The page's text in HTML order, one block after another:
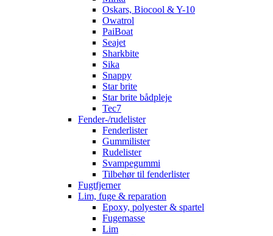
Oskars, Biocool & Y-10
Owatrol
PaiBoat
Seajet
Sharkbite
Sika
Snappy
Star brite
Star brite bådpleje
Tec7
Fender-/rudelister
Fenderlister
Gummilister
Rudelister
Svampegummi
Tilbehør til fenderlister
Fugtfjerner
Lim, fuge & reparation
Epoxy, polyester & spartel
Fugemasse
Lim